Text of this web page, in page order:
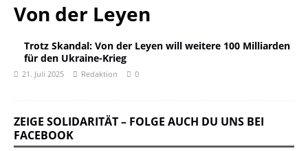
Von der Leyen
Trotz Skandal: Von der Leyen will weitere 100 Milliarden
für den Ukraine-Krieg
21. Juli 2025 Redaktion 0
ZEIGE SOLIDARITÄT – FOLGE AUCH DU UNS BEI
FACEBOOK